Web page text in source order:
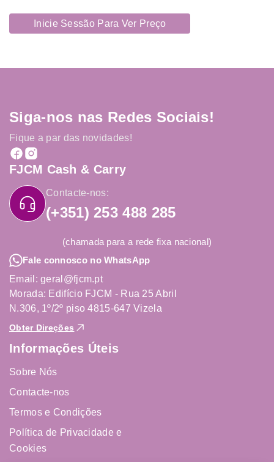
Inicie Sessão Para Ver Preço
Siga-nos nas Redes Sociais!
Fique a par das novidades!
FJCM Cash & Carry
Contacte-nos:
(+351) 253 488 285
(chamada para a rede fixa nacional)
Fale connosco no WhatsApp
Email: geral@fjcm.pt
Morada: Edifício FJCM - Rua 25 Abril
N.306, 1º/2º piso 4815-647 Vizela
Obter Direções
Informações Úteis
Sobre Nós
Contacte-nos
Termos e Condições
Política de Privacidade e
Cookies